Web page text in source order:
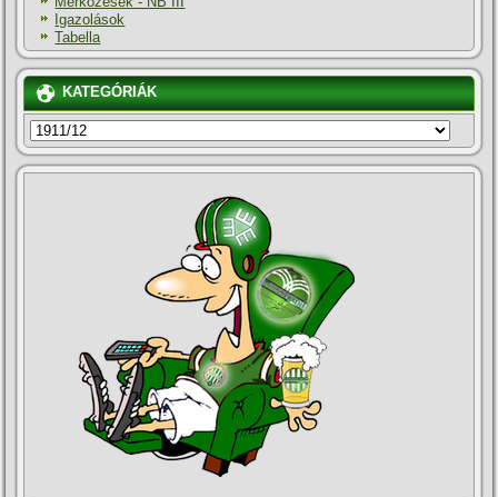
Igazolások
Tabella
KATEGÓRIÁK
KATEGÓRIÁK